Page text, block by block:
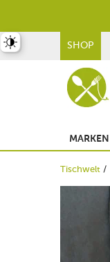
SHOP
MARKEN
Tischwelt
umschalten